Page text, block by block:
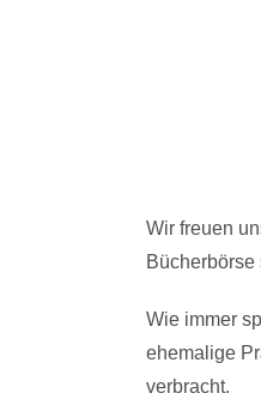
Wir freuen
Bücherbörse
Wie immer
ehemalige
verbracht.